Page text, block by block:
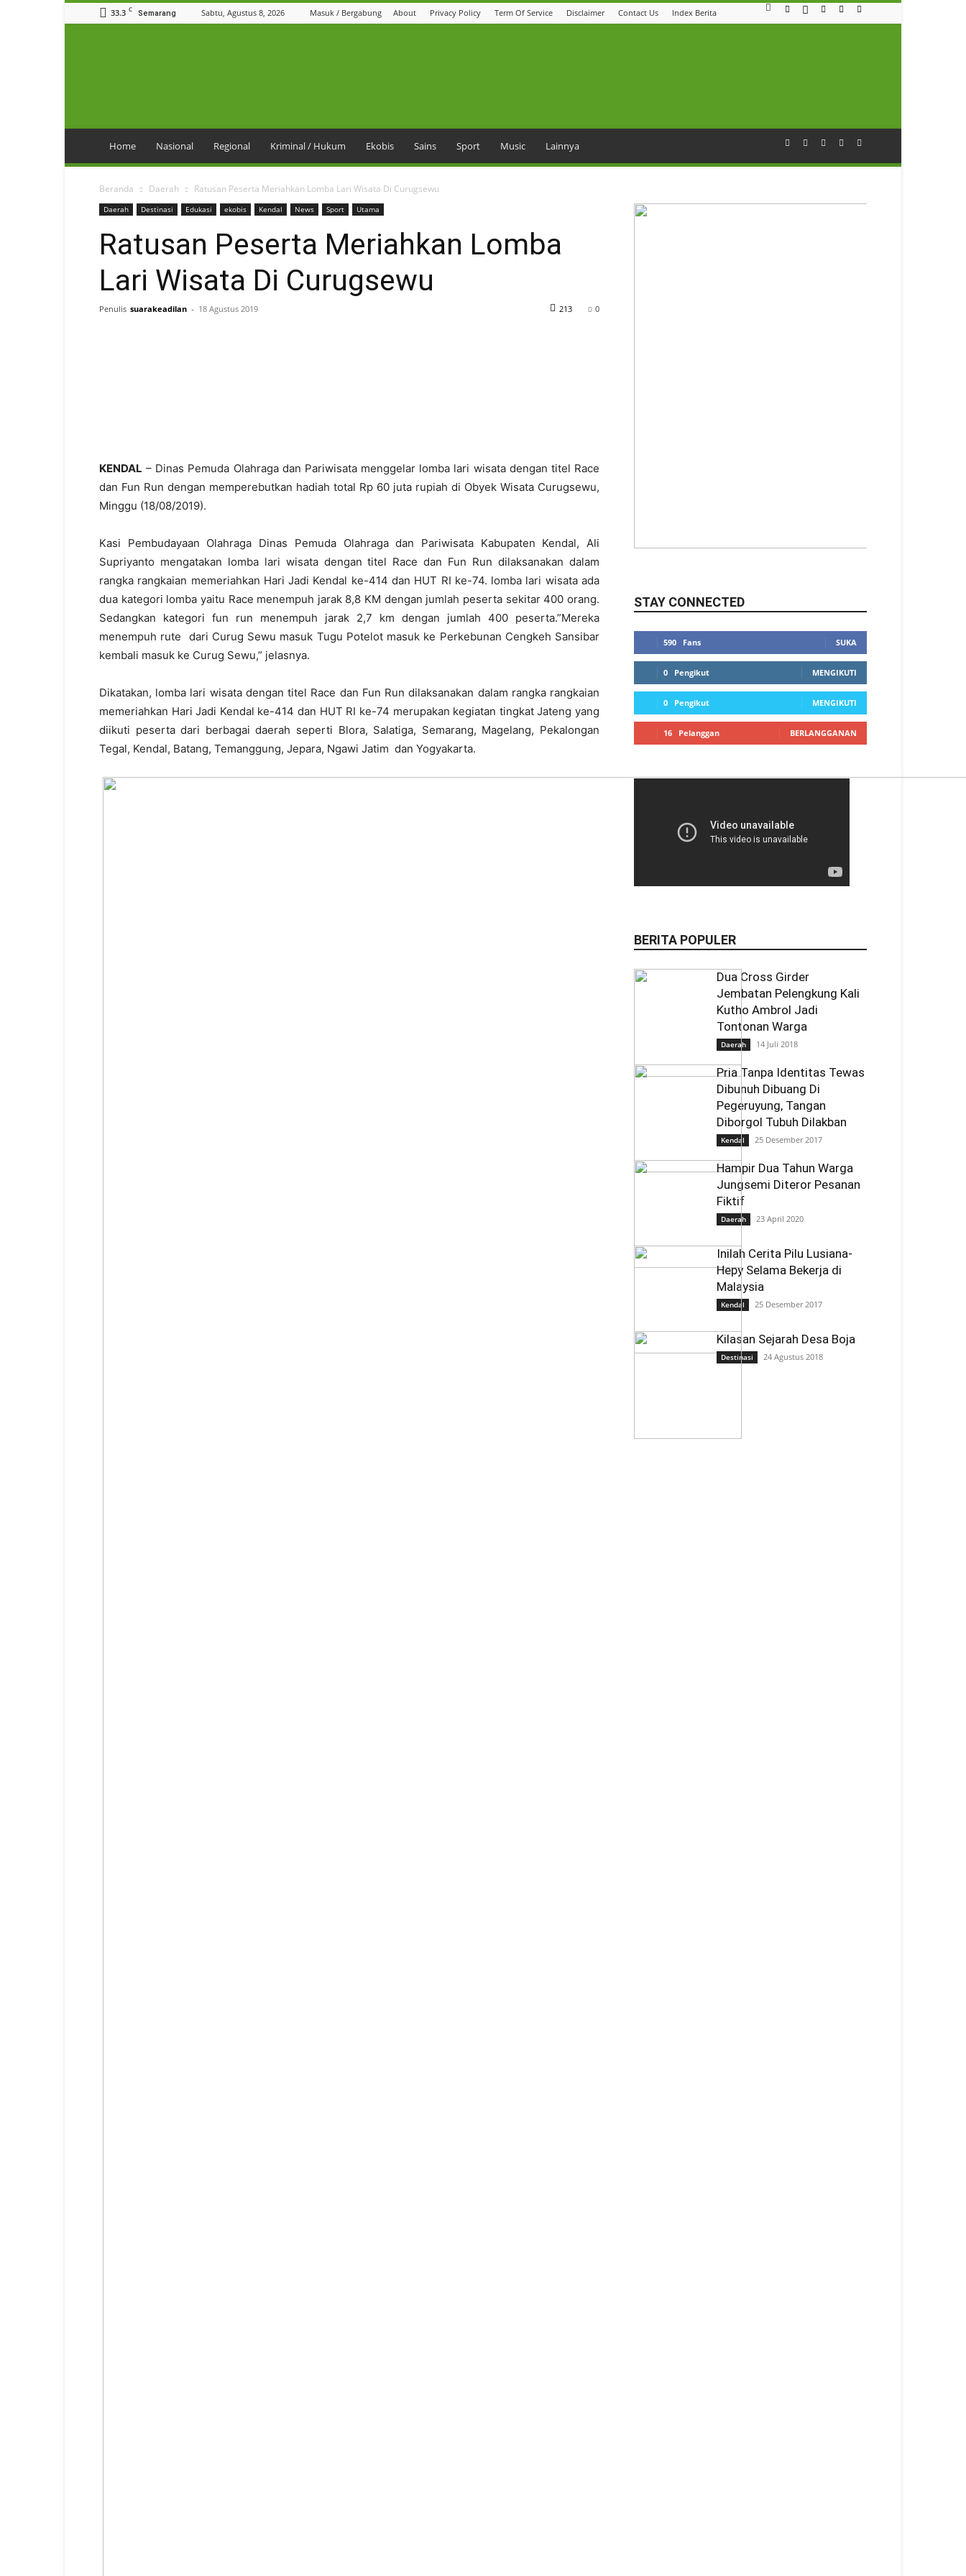
33.3 C Semarang Sabtu, Agustus 8, 2026 Masuk / Bergabung About Privacy Policy Term Of Service Disclaimer Contact Us Index Berita
Home Nasional Regional Kriminal / Hukum Ekobis Sains Sport Music Lainnya
Beranda Daerah Ratusan Peserta Meriahkan Lomba Lari Wisata Di Curugsewu
Daerah Destinasi Edukasi ekobis Kendal News Sport Utama
Ratusan Peserta Meriahkan Lomba
Lari Wisata Di Curugsewu
Penulis suarakeadilan - 18 Agustus 2019 0
213
KENDAL – Dinas Pemuda Olahraga dan Pariwisata menggelar lomba lari wisata dengan titel Race
dan Fun Run dengan memperebutkan hadiah total Rp 60 juta rupiah di Obyek Wisata Curugsewu,
Minggu (18/08/2019).
Kasi Pembudayaan Olahraga Dinas Pemuda Olahraga dan Pariwisata Kabupaten Kendal, Ali
Supriyanto mengatakan lomba lari wisata dengan titel Race dan Fun Run dilaksanakan dalam
rangka rangkaian memeriahkan Hari Jadi Kendal ke-414 dan HUT RI ke-74. lomba lari wisata ada
dua kategori lomba yaitu Race menempuh jarak 8,8 KM dengan jumlah peserta sekitar 400 orang.
Sedangkan kategori fun run menempuh jarak 2,7 km dengan jumlah 400 peserta.”Mereka
menempuh rute
dari Curug Sewu masuk Tugu Potelot masuk ke Perkebunan Cengkeh Sansibar
kembali masuk ke Curug Sewu,” jelasnya.
Dikatakan, lomba lari wisata dengan titel Race dan Fun Run dilaksanakan dalam rangka rangkaian
memeriahkan Hari Jadi Kendal ke-414 dan HUT RI ke-74 merupakan kegiatan tingkat Jateng yang
diikuti peserta dari berbagai daerah seperti Blora, Salatiga, Semarang, Magelang, Pekalongan
Tegal, Kendal, Batang, Temanggung, Jepara, Ngawi Jatim dan Yogyakarta.
STAY CONNECTED
590 Fans SUKA
0 Pengikut MENGIKUTI
0 Pengikut MENGIKUTI
16 Pelanggan BERLANGGANAN
BERITA POPULER
Dua Cross Girder
Jembatan Pelengkung Kali
Kutho Ambrol Jadi
Tontonan Warga
Daerah 14 Juli 2018
Pria Tanpa Identitas Tewas
Dibunuh Dibuang Di
Pegeruyung, Tangan
Diborgol Tubuh Dilakban
Kendal 25 Desember 2017
Hampir Dua Tahun Warga
Jungsemi Diteror Pesanan
Fiktif
Daerah 23 April 2020
Inilah Cerita Pilu Lusiana-
Hepy Selama Bekerja di
Malaysia
Kendal 25 Desember 2017
Kilasan Sejarah Desa Boja
Destinasi 24 Agustus 2018